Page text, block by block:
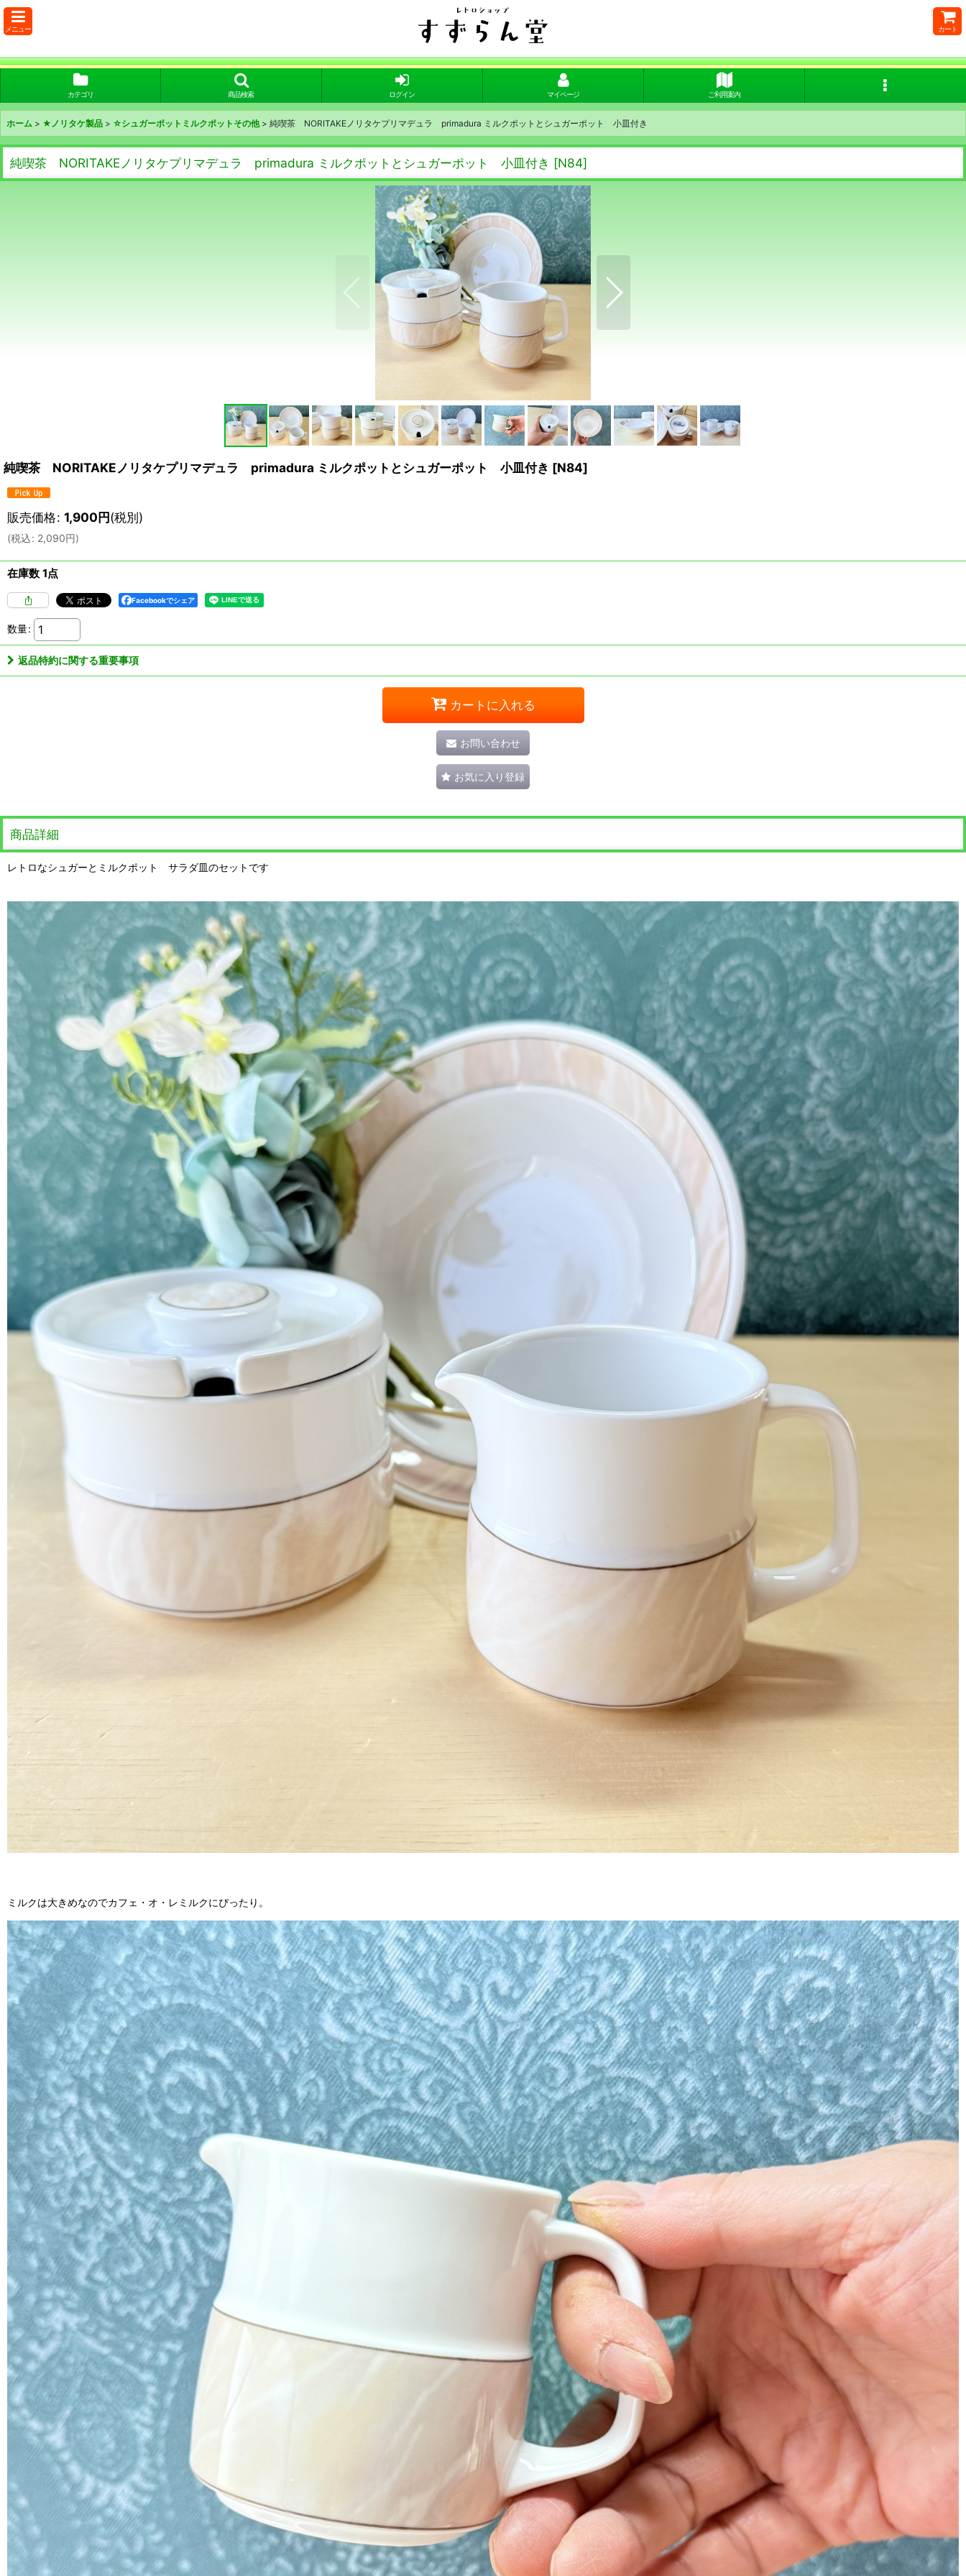
メニュー カート
カテゴリ 商品検索 ログイン マイページ ご利用案内
ホーム > ★ノリタケ製品 > ☆シュガーポットミルクポットその他 > 純喫茶 NORITAKEノリタケプリマデュラ primadura ミルクポットとシュガーポット 小皿付き
純喫茶 NORITAKEノリタケプリマデュラ primadura ミルクポットとシュガーポット 小皿付き [N84]
純喫茶 NORITAKEノリタケプリマデュラ primadura ミルクポットとシュガーポット 小皿付き [N84]
販売価格: 1,900円(税別)
(税込: 2,090円)
在庫数 1点
Facebookでシェア
数量:
返品特約に関する重要事項
カートに入れる
お問い合わせ
お気に入り登録
商品詳細
レトロなシュガーとミルクポット サラダ皿のセットです
ミルクは大きめなのでカフェ・オ・レミルクにぴったり。